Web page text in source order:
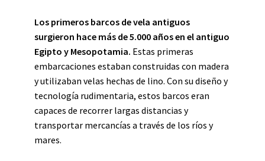
Los primeros barcos de vela antiguos
surgieron hace más de 5.000 años en el antiguo
Egipto y Mesopotamia. Estas primeras
embarcaciones estaban construidas con madera
y utilizaban velas hechas de lino. Con su diseño y
tecnología rudimentaria, estos barcos eran
capaces de recorrer largas distancias y
transportar mercancías a través de los ríos y
mares.